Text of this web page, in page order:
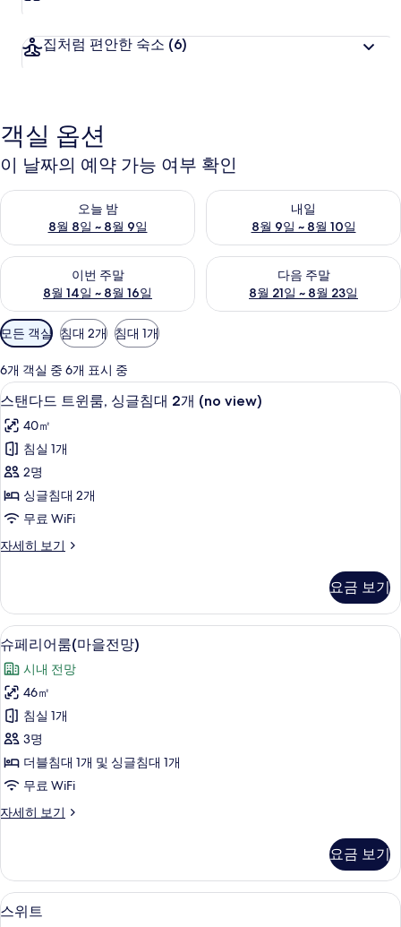
집처럼 편안한 숙소 (6)
객실 옵션
이 날짜의 예약 가능 여부 확인
오늘 밤
8월 8일 ~ 8월 9일
오늘 밤 예약 가능 여부 확인, 8월 8일 ~ 8월 9일
내일
8월 9일 ~ 8월 10일
내일 예약 가능 여부 확인, 8월
이번 주말
8월 14일 ~ 8월 16일
이번 주말 예약 가능 여부 확인, 8월 14일 ~ 8월 16일
다음 주말
8월 21일 ~ 8월 23일
다음 주말 예약 가능 여부 확인
객
실
에
사
용
가
능
한
터
모든 객실 침대 2개 침대 1개
6개 객실 중 6개 표시 중
스
탠
다
드
트
윈
싱
침
대
2
개
(no
view)
사
진
모
두
스탠다드 트윈룸, 싱글침대 2개 (no
6
스탠다드 트윈룸, 싱글침대 2개 (no view)
40㎡
침실 1개
2명
싱글침대 2개
무료 WiFi
자세히 보기
스
트
윈
룸,
싱
글
침
대
2
개
(no
view)
자
히
요금 보기
슈
페
리
어
룸
(마
을
망)
진
모
두
슈페리어룸(마을전망) | 암막 커튼, 무
8
슈페리어룸(마을전망)
시내 전망
46㎡
침실 1개
3명
더블침대 1개 및 싱글침대 1개
무료 WiFi
자세히 보기
슈
룸
(마
을
요금 보기
스
스위트 | 암막 커튼, 무료 WiFi, 각각
9
스위트